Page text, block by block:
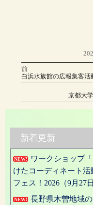
投
稿
日:
投
ナ
ゲ
ー
シ
ョ
ン
前
前
の
白浜水族館の広報集客活
の
京都大
新着更新
NEW!
ワークショップ
けたコーディネート
フェス！2026（9月27
NEW!
長野県木曽地域